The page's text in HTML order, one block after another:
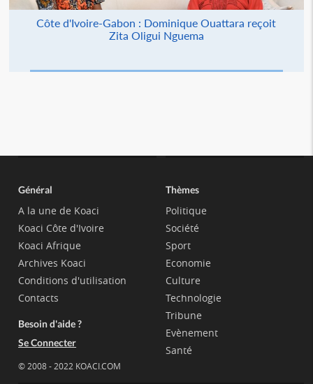
Côte d'Ivoire-Gabon : Dominique Ouattara reçoit
Zita Oligui Nguema
Général
A la une de Koaci
Koaci Côte d'Ivoire
Koaci Afrique
Archives Koaci
Conditions d'utilisation
Contacts
Besoin d'aide ?
Se Connecter
© 2008 - 2022 KOACI.COM
Thèmes
Politique
Société
Sport
Economie
Culture
Technologie
Tribune
Evènement
Santé